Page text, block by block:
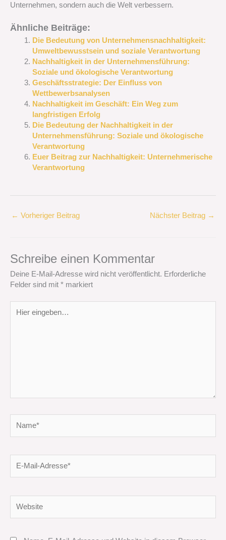
Unternehmen, sondern auch die Welt verbessern.
Ähnliche Beiträge:
Die Bedeutung von Unternehmensnachhaltigkeit:
Umweltbewusstsein und soziale Verantwortung
Nachhaltigkeit in der Unternehmensführung:
Soziale und ökologische Verantwortung
Geschäftsstrategie: Der Einfluss von
Wettbewerbsanalysen
Nachhaltigkeit im Geschäft: Ein Weg zum
langfristigen Erfolg
Die Bedeutung der Nachhaltigkeit in der
Unternehmensführung: Soziale und ökologische
Verantwortung
Euer Beitrag zur Nachhaltigkeit: Unternehmerische
Verantwortung
← Vorheriger Beitrag Nächster Beitrag →
Schreibe einen Kommentar
Deine E-Mail-Adresse wird nicht veröffentlicht. Erforderliche
Felder sind mit * markiert
eingeben…
Mail-